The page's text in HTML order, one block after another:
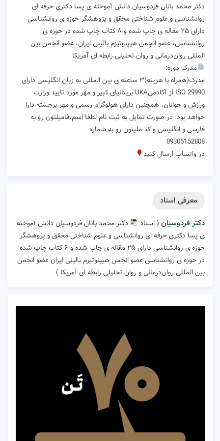
دکتر محمد بانان فردوسیان دانش آموخته ی پسا دکتری حرفه ای
روانشناسی و علوم شناختی محقق و پژوهشگر حوزه ی روانشناسی
دارای ۲۵ مقاله ی چاپ شده و ۸ کتاب چاپ شده در حوزه ی
روانشناسی، عضو انجمن هیپنوتیزم بالینی ایران، عضو انجمن بین
المللی روان‌درمانی و روان تحلیلی رابطه ای آمریکا
مدرک دوره:
مدرک(همراه با هزینه)۳ ساعته ی بین المللی به زبان انگلیسی دارای
ISO 29990 از آکادمیUKA بریتانیای کبیر و مهر مورد تایید وزارت
ورزش و جوانان، همچنین دارای هولوگرام رسمی و مهر برجسته دارا
خواهد بود. در صورت تمایل به ثبت نام لطفا اسم،فامیلتون رو به
فارسی و انگلیسی و کد ملیتون رو به شماره
09305152808
در واتساپ ارسال کنید
معرفی استاد
دکتر فردوسیان ( استاد
دکتر محمد بانان فردوسیان دانش آموخته
ی پسا دکتری حرفه ای روانشناسی و علوم شناختی محقق و پژوهشگر
حوزه ی روانشناسی دارای ۲۵ مقاله ی چاپ شده و ۶ کتاب چاپ شده
در حوزه ی روانشناسی عضو انجمن هیپنوتیزم بالینی ایران عضو انجمن
بین المللی روان‌درمانی و روان تحلیلی رابطه ای آمریکا )